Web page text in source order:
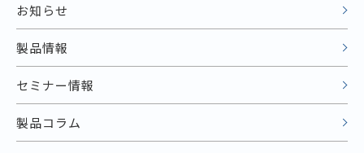
お知らせ
製品情報
セミナー情報
製品コラム